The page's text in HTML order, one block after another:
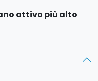
attivo più alto
esperte e in totale
, tra natura, antichi